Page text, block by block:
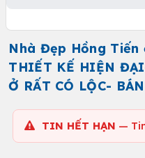
Nhà Đẹp Hồng Tiến
THIẾT KẾ HIỆN
Ở RẤT CÓ LỘC- BÁN
TIN HẾT HẠN —